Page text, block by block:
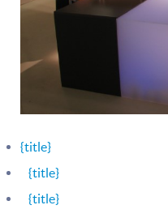
{title}
{title}
{title}